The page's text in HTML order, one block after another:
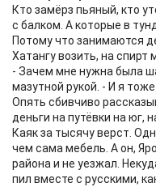
Кто замёрз пьяный, кто
с балком. А которые в
Потому что занимаются
Хатангу возить, на спирт
- Зачем мне нужна была
мазутной рукой. - И я тоже
Опять сбивчиво
деньги на путёвки на юг,
Каяк за тысячу верст.
чем сама мебель. А он,
района и не уезжал.
пил вместе с русскими,